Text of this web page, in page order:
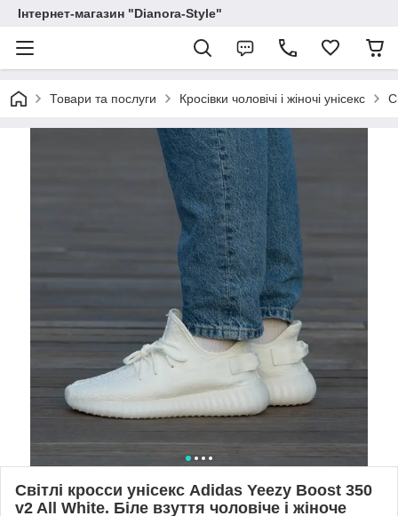
Інтернет-магазин "Dianora-Style"
Товари та послуги Кросівки чоловічі і жіночі унісекс
Світлі кросси унісекс Adidas Yeezy Boost 350
v2 All White. Біле взуття чоловіче і жіноче